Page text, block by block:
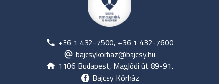
+36 1 432-7500, +36 1 432-7600
bajcsykorhaz@bajcsy.hu
1106 Budapest, Maglódi út 89-91.
Bajcsy Kórház